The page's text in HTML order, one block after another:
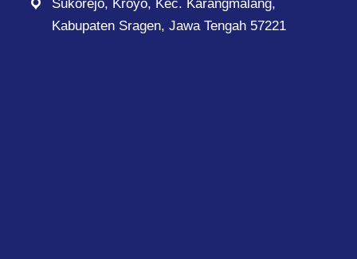
Sukorejo, Kroyo, Kec. Karangmalang,
Kabupaten Sragen, Jawa Tengah 57221